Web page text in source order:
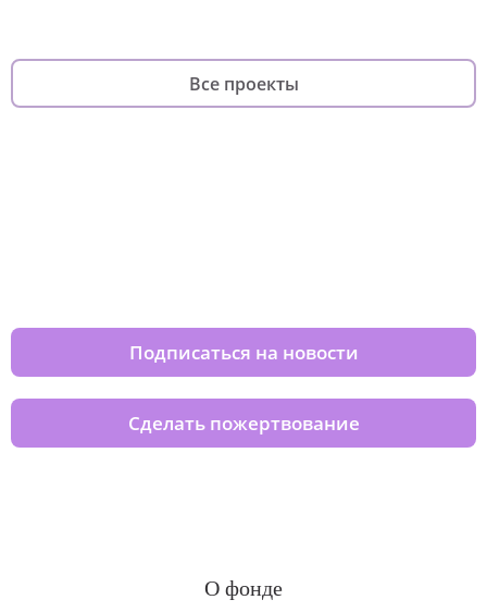
Все проекты
Подписаться на новости
Сделать пожертвование
О фонде